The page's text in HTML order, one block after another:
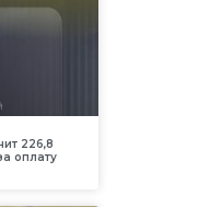
226,8
оплату